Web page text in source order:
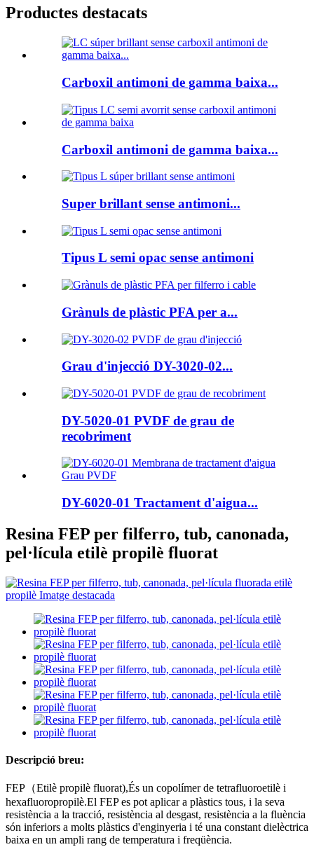
Productes destacats
Carboxil antimoni de gamma baixa...
Carboxil antimoni de gamma baixa...
Super brillant sense antimoni...
Tipus L semi opac sense antimoni
Grànuls de plàstic PFA per a...
Grau d'injecció DY-3020-02...
DY-5020-01 PVDF de grau de
recobriment
DY-6020-01 Tractament d'aigua...
Resina FEP per filferro, tub, canonada,
pel·lícula etilè propilè fluorat
Descripció breu:
FEP （Etilè propilè fluorat),És un copolímer de tetrafluoroetilè i
hexafluoropropilè.El FEP es pot aplicar a plàstics tous, i la seva
resistència a la tracció, resistència al desgast, resistència a la fluència
són inferiors a molts plàstics d'enginyeria i té una constant dielèctrica
baixa en un ampli rang de temperatura i freqüència.